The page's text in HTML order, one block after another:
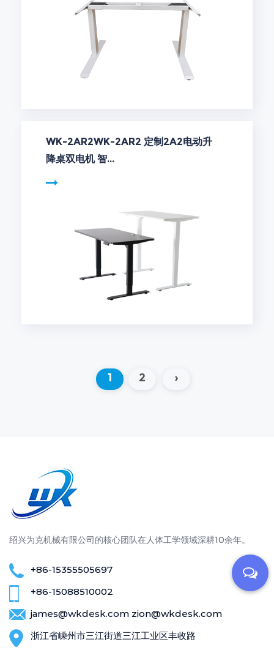
WK-2AR2WK-2AR2 定制2A2电动升
降桌双电机 智...
1 2 ›
绍兴为克机械有限公司的核心团队在人体工学领域深耕10余年。
+86-15355505697
+86-15088510002
james@wkdesk.com zion@wkdesk.com
浙江省嵊州市三江街道三江工业区丰收路